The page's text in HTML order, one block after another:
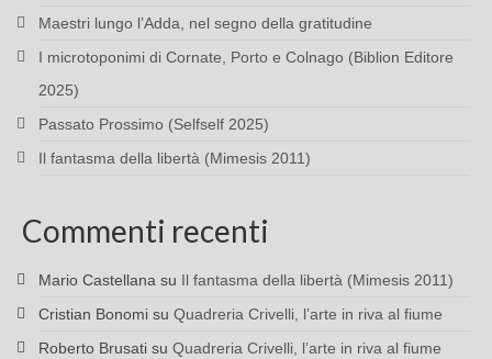
Maestri lungo l’Adda, nel segno della gratitudine
I microtoponimi di Cornate, Porto e Colnago (Biblion Editore
2025)
Passato Prossimo (Selfself 2025)
Il fantasma della libertà (Mimesis 2011)
Commenti recenti
Mario Castellana su Il fantasma della libertà (Mimesis 2011)
Cristian Bonomi su Quadreria Crivelli, l’arte in riva al fiume
Roberto Brusati su Quadreria Crivelli, l’arte in riva al fiume